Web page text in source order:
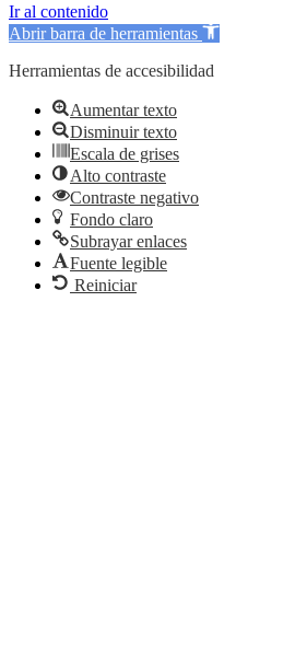
Ir al contenido
Abrir barra de herramientas
Herramientas de accesibilidad
Aumentar texto
Disminuir texto
Escala de grises
Alto contraste
Contraste negativo
Fondo claro
Subrayar enlaces
Fuente legible
Reiniciar